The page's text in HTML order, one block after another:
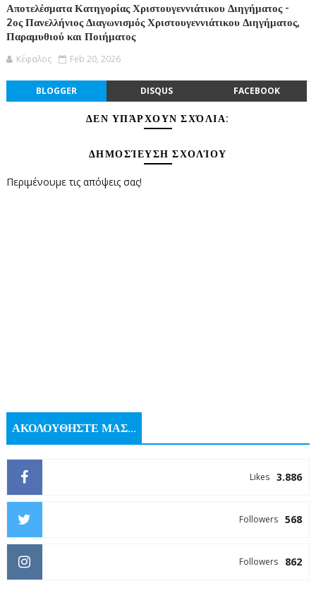
Αποτελέσματα Κατηγορίας Χριστουγεννιάτικου Διηγήματος -
2ος Πανελλήνιος Διαγωνισμός Χριστουγεννιάτικου Διηγήματος,
Παραμυθιού και Ποιήματος
Κέφαλος Feb 20, 2026
BLOGGER DISQUS FACEBOOK
ΔΕΝ ΥΠΆΡΧΟΥΝ ΣΧΌΛΙΑ:
ΔΗΜΟΣΊΕΥΣΗ ΣΧΟΛΊΟΥ
Περιμένουμε τις απόψεις σας!
ΑΚΟΛΟΥΘΗΣΤΕ ΜΑΣ...
3.886
Likes
568
Followers
862
Followers